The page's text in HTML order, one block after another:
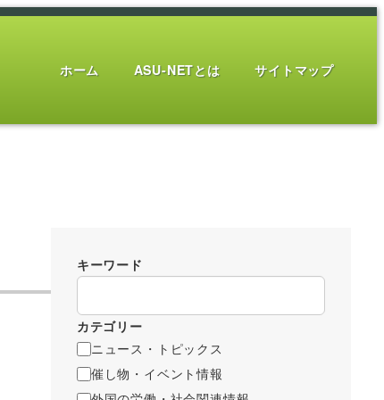
ホーム ASU-NETとは サイトマップ
キーワード
カテゴリー
ニュース・トピックス
催し物・イベント情報